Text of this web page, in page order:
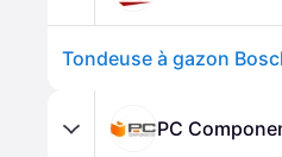
Tondeuse à gazon
PC